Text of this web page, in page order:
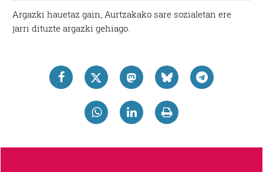
Argazki hauetaz gain, Aurtzakako sare sozialetan ere
jarri dituzte argazki gehiago.